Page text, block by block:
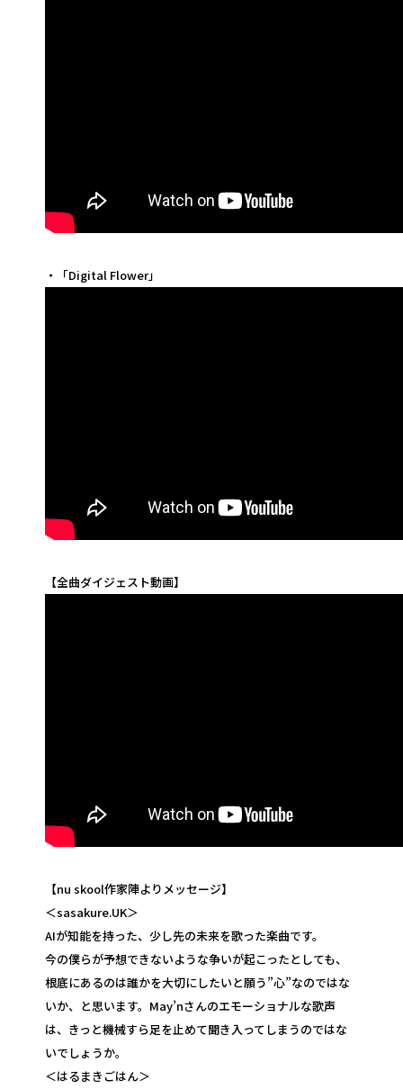
・「Digital Flower」
【全曲ダイジェスト動画】
【nu skool作家陣よりメッセージ】
＜sasakure.UK＞
AIが知能を持った、少し先の未来を歌った楽曲です。
今の僕らが予想できないような争いが起こったとしても、
根底にあるのは誰かを大切にしたいと願う”心”なのではな
いか、と思います。May’nさんのエモーショナルな歌声
は、きっと機械すら足を止めて聞き入ってしまうのではな
いでしょうか。
＜はるまきごはん＞